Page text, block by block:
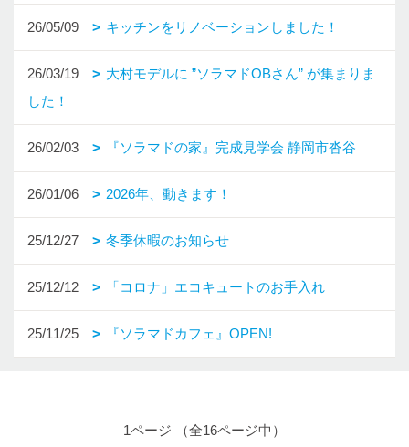
26/05/09 キッチンをリノベーションしました！
26/03/19
大村モデルに ”ソラマドOBさん” が集まりま
した！
26/02/03 『ソラマドの家』完成見学会 静岡市沓谷
26/01/06 2026年、動きます！
25/12/27 冬季休暇のお知らせ
25/12/12 「コロナ」エコキュートのお手入れ
25/11/25 『ソラマドカフェ』OPEN!
1ページ （全16ページ中）